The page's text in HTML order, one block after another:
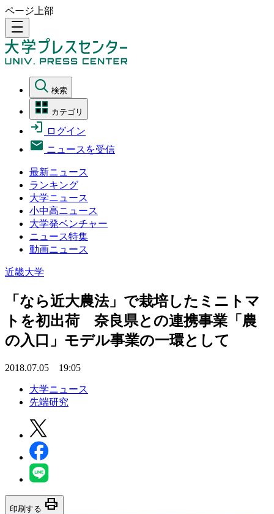
ページ上部
density_medium
検索
カテゴリ
ログイン
ニュースを受信
最新ニュース
ランキング
大学ニュース
小中高ニュース
大学発ベンチャー
ニュース特集
動画ニュース
近畿大学
「なら近大農法」で栽培したミニトマ
トを初出荷 奈良県との連携事業「農
の入口」モデル事業の一環として
2018.07.05 19:05
大学ニュース
先端研究
印刷する print